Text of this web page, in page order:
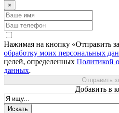
×
Нажимая на кнопку «Отправить
обработку моих персональных
целей, определенных Политикой
данных.
Отправить
Добавить в